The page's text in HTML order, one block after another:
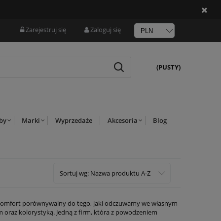
Zarejestruj się Zaloguj się
(PUSTY)
Marki Wyprzedaże Akcesoria Blog
Sortuj wg: Nazwa produktu A-Z
porównywalny do tego, jaki odczuwamy we własnym
kolorystyką. Jedną z firm, która z powodzeniem